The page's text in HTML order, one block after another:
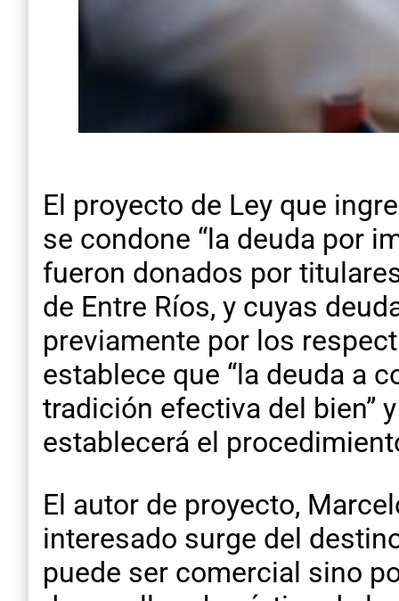
El proyecto de Ley que
se condone “la deuda por
fueron donados por
de Entre Ríos, y cuyas
previamente por los
establece que “la deuda a
tradición efectiva del bien”
establecerá el
El autor de proyecto,
interesado surge del
puede ser comercial sino